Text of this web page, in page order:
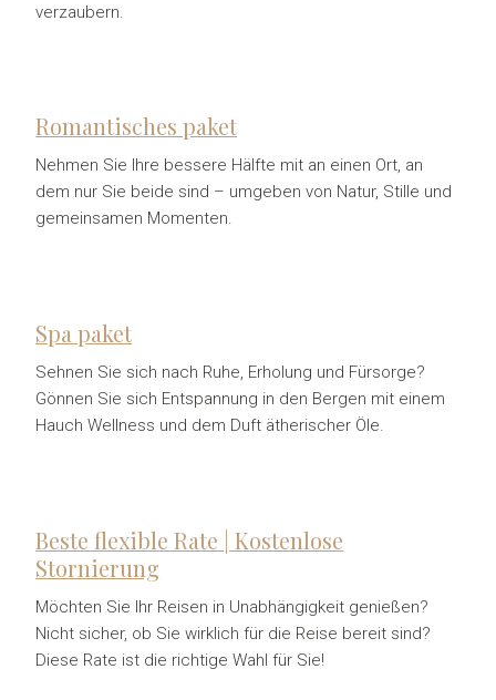
verzaubern.
Romantisches paket
Nehmen Sie Ihre bessere Hälfte mit an einen Ort, an
dem nur Sie beide sind – umgeben von Natur, Stille und
gemeinsamen Momenten.
Spa paket
Sehnen Sie sich nach Ruhe, Erholung und Fürsorge?
Gönnen Sie sich Entspannung in den Bergen mit einem
Hauch Wellness und dem Duft ätherischer Öle.
Beste flexible Rate | Kostenlose
Stornierung
Möchten Sie Ihr Reisen in Unabhängigkeit genießen?
Nicht sicher, ob Sie wirklich für die Reise bereit sind?
Diese Rate ist die richtige Wahl für Sie!